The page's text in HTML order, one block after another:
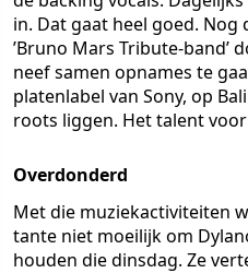
in. Dat gaat heel goed.
’Bruno Mars Tribute-band’
neef samen opnames te
platenlabel van Sony, op
roots liggen. Het talent
Overdonderd
Met die muziekactiviteiten
tante niet moeilijk om
houden die dinsdag. Ze